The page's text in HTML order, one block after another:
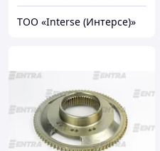
ТОО «Interse (Интерсе)»